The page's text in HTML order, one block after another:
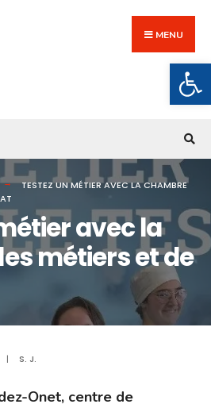
MENU
TESTEZ UN MÉTIER AVEC LA CHAMBRE
avec la
métiers et de
| S. J.
Onet, centre de